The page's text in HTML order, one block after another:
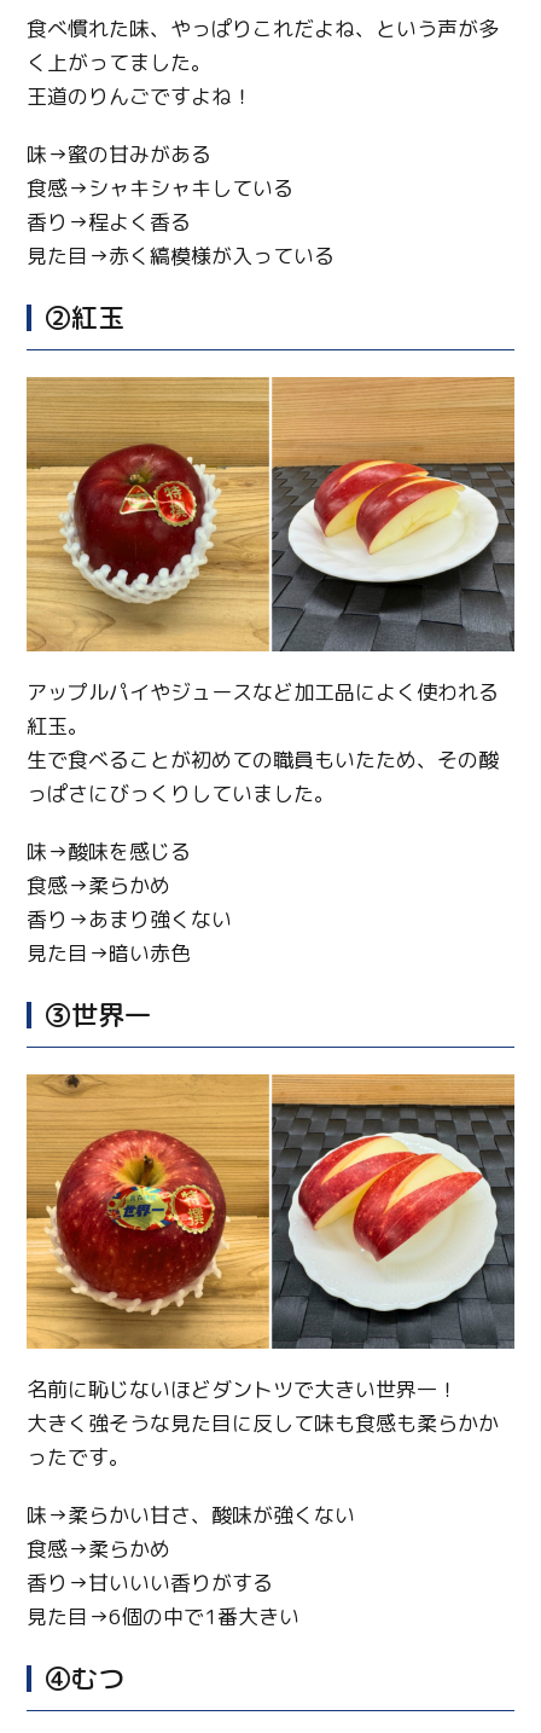
食べ慣れた味、やっぱりこれだよね、という声が多
く上がってました。
王道のりんごですよね！
味→蜜の甘みがある
食感→シャキシャキしている
香り→程よく香る
見た目→赤く縞模様が入っている
②紅玉
アップルパイやジュースなど加工品によく使われる
紅玉。
生で食べることが初めての職員もいたため、その酸
っぱさにびっくりしていました。
味→酸味を感じる
食感→柔らかめ
香り→あまり強くない
見た目→暗い赤色
③世界一
名前に恥じないほどダントツで大きい世界一！
大きく強そうな見た目に反して味も食感も柔らかか
ったです。
味→柔らかい甘さ、酸味が強くない
食感→柔らかめ
香り→甘いいい香りがする
見た目→6個の中で1番大きい
④むつ